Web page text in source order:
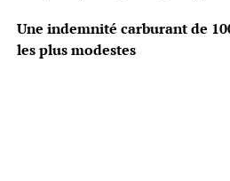
Une indemnité carburant de
les plus modestes